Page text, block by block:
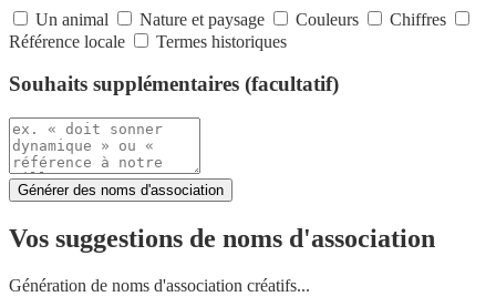
Un animal Nature et paysage Couleurs
Chiffres
Référence locale
Termes historiques
Souhaits supplémentaires (facultatif)
Générer des noms d'association
Vos suggestions de noms d'association
Génération de noms d'association créatifs...